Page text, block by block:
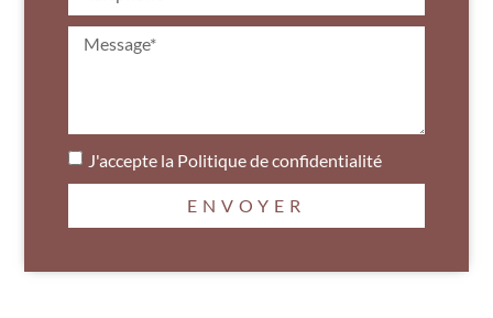
J'accepte la Politique de confidentialité
ENVOYER